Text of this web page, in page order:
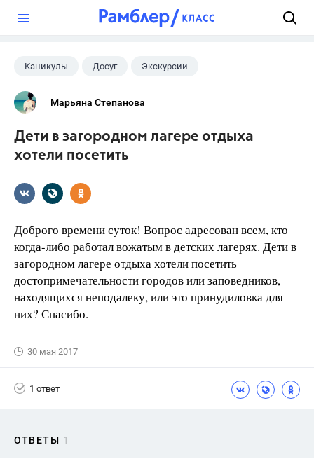
Каникулы Досуг Экскурсии
Марьяна Степанова
Дети в загородном лагере отдыха
хотели посетить
Доброго времени суток! Вопрос адресован всем, кто
когда-либо работал вожатым в детских лагерях. Дети в
загородном лагере отдыха хотели посетить
достопримечательности городов или заповедников,
находящихся неподалеку, или это принудиловка для
них? Спасибо.
30 мая 2017
1 ответ
ОТВЕТЫ 1